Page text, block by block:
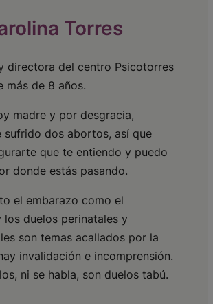
Torres
directora del centro Psicotorres
más de 8 años.
madre y por desgracia,
sufrido dos abortos, así que
que te entiendo y puedo
donde estás pasando.
el embarazo como el
duelos perinatales y
son temas acallados por la
invalidación e incomprensión.
ni se habla, son duelos tabú.